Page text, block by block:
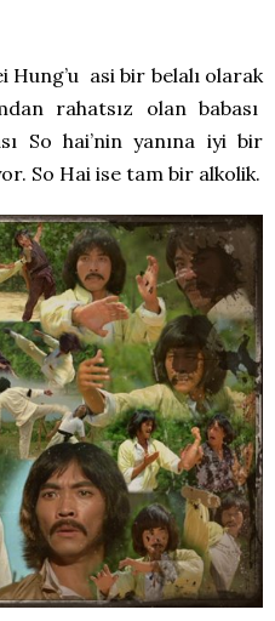
Hung’u asi bir belalı olarak
rahatsız olan babası
So hai’nin yanına iyi bir
So Hai ise tam bir alkolik.